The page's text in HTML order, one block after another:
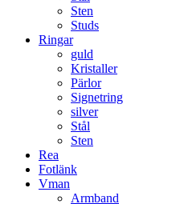
Sten
Studs
Ringar
guld
Kristaller
Pärlor
Signetring
silver
Stål
Sten
Rea
Fotlänk
Vman
Armband